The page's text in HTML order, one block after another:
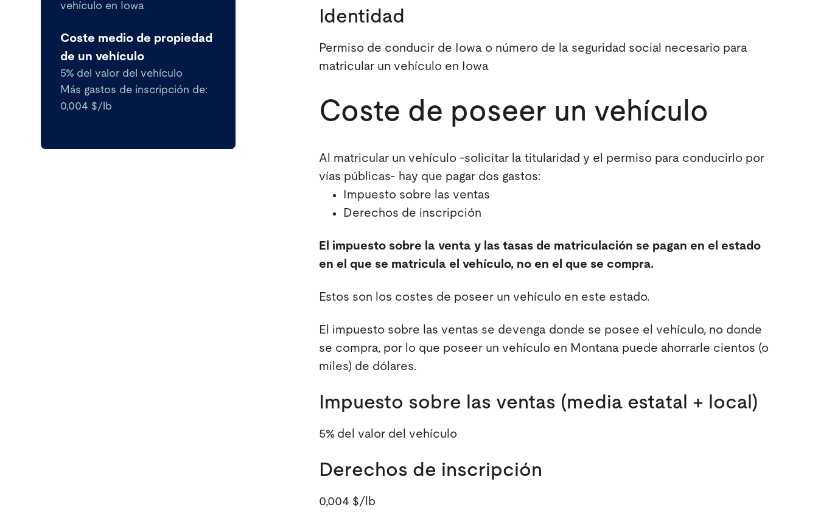
vehículo en Iowa
Coste medio de propiedad
de un vehículo
5% del valor del vehículo
Más gastos de inscripción de:
0,004 $/lb
Identidad
Permiso de conducir de Iowa o número de la seguridad social necesario para
matricular un vehículo en Iowa
Coste de poseer un vehículo
Al matricular un vehículo -solicitar la titularidad y el permiso para conducirlo por
vías públicas- hay que pagar dos gastos:
Impuesto sobre las ventas
Derechos de inscripción
El impuesto sobre la venta y las tasas de matriculación se pagan en el estado
en el que se matricula el vehículo, no en el que se compra.
Estos son los costes de poseer un vehículo en este estado.
El impuesto sobre las ventas se devenga donde se posee el vehículo, no donde
se compra, por lo que poseer un vehículo en Montana puede ahorrarle cientos (o
miles) de dólares.
Impuesto sobre las ventas (media estatal + local)
5% del valor del vehículo
Derechos de inscripción
0,004 $/lb